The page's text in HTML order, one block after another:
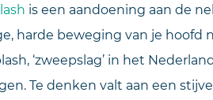
is een aandoening aan de
harde beweging van je hoofd
‘zweepslag’ in het
Te denken valt aan een